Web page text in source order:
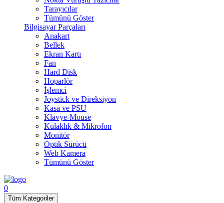
Tarayıcılar
Tümünü Göster
Bilgisayar Parçaları
Anakart
Bellek
Ekran Kartı
Fan
Hard Disk
Hoparlör
İşlemci
Joystick ve Direksiyon
Kasa ve PSU
Klavye-Mouse
Kulaklık & Mikrofon
Monitör
Optik Sürücü
Web Kamera
Tümünü Göster
0
Tüm Kategoriler